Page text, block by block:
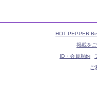
HOT PEPPER
掲載を
ID・会員規約
ご